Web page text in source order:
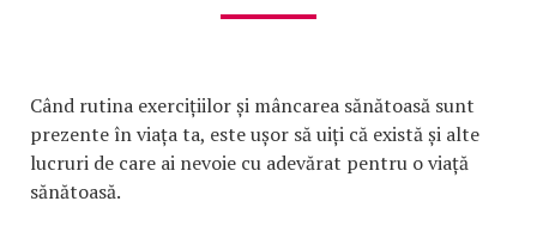
Când rutina exercițiilor și mâncarea sănătoasă sunt
prezente în viața ta, este ușor să uiți că există și alte
lucruri de care ai nevoie cu adevărat pentru o viață
sănătoasă.